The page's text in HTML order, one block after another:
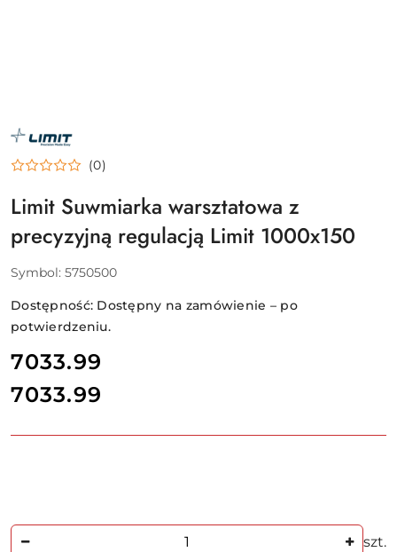
NAZWA
PRODUCENTA:
LIMIT
(0)
Limit Suwmiarka warsztatowa z
precyzyjną regulacją Limit 1000x150
Symbol: 5750500
Dostępność: Dostępny na zamówienie – po
potwierdzeniu.
cena:
7033.99
Cena:
7033.99
Ilość szt.